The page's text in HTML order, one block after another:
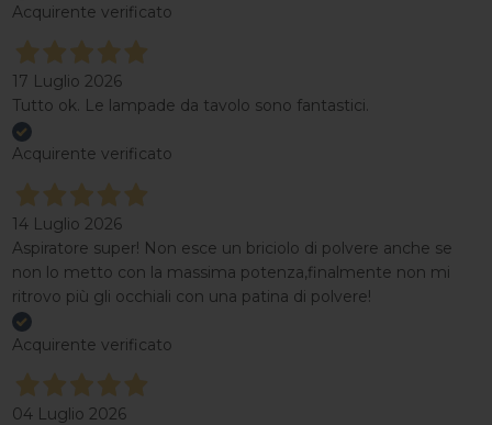
Acquirente verificato
17 Luglio 2026
Tutto ok. Le lampade da tavolo sono fantastici.
Acquirente verificato
14 Luglio 2026
Aspiratore super! Non esce un briciolo di polvere anche se
non lo metto con la massima potenza,finalmente non mi
ritrovo più gli occhiali con una patina di polvere!
Acquirente verificato
04 Luglio 2026